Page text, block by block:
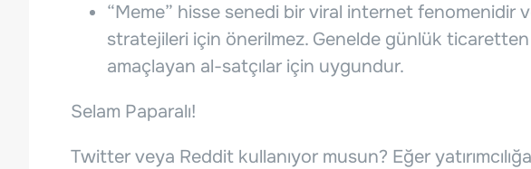
“Meme” hisse senedi bir viral internet fenomenidir
stratejileri için önerilmez. Genelde günlük
amaçlayan al-satçılar için uygundur.
Selam Paparalı!
Twitter veya Reddit kullanıyor musun? Eğer